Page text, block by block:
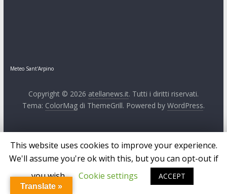
Meteo Sant'Arpino
Copyright © 2026 atellanews.it. Tutti i diritti riservati.
Tema: ColorMagdi ThemeGrill. Powered by WordPress.
This website uses cookies to improve your experience.
We'll assume you're ok with this, but you can opt-out if
you wish.
Cookie settings ACCEPT
Translate »